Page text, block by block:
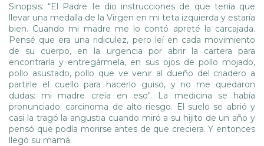
Sinopsis: “El Padre Ie dio instrucciones de que tenía que
llevar una medalla de la Virgen en mi teta izquierda y estaría
bien. Cuando mi madre me lo contó apreté la carcajada.
Pensé que era una ridiculez, pero leí en cada movimiento
de su cuerpo, en la urgencia por abrir la cartera para
encontrarla y entregármela, en sus ojos de pollo mojado,
pollo asustado, pollo que ve venir al dueño del criadero a
partirle el cuello para hacerlo guiso, y no me quedaron
dudas: mi madre creía en eso". La medicina se había
pronunciado: carcinoma de alto riesgo. El suelo se abrió y
casi la tragó la angustia cuando miró a su hijito de un año y
pensó que podía morirse antes de que creciera. Y entonces
llegó su mamá.